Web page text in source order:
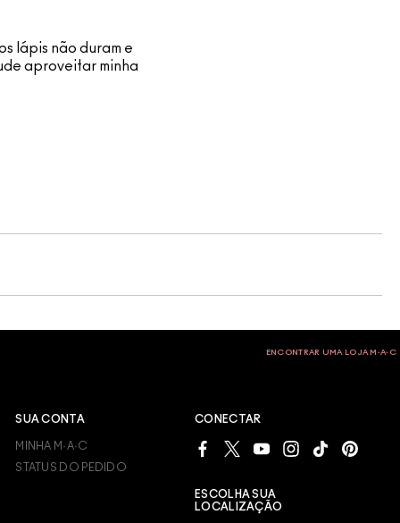
lápis não duram e
aproveitar minha
ENCONTRAR UMA LOJA M∙A∙C
SUA CONTA
MINHA M·A·C
STATUS DO PEDIDO
CONECTAR
ESCOLHA SUA
LOCALIZAÇÃO